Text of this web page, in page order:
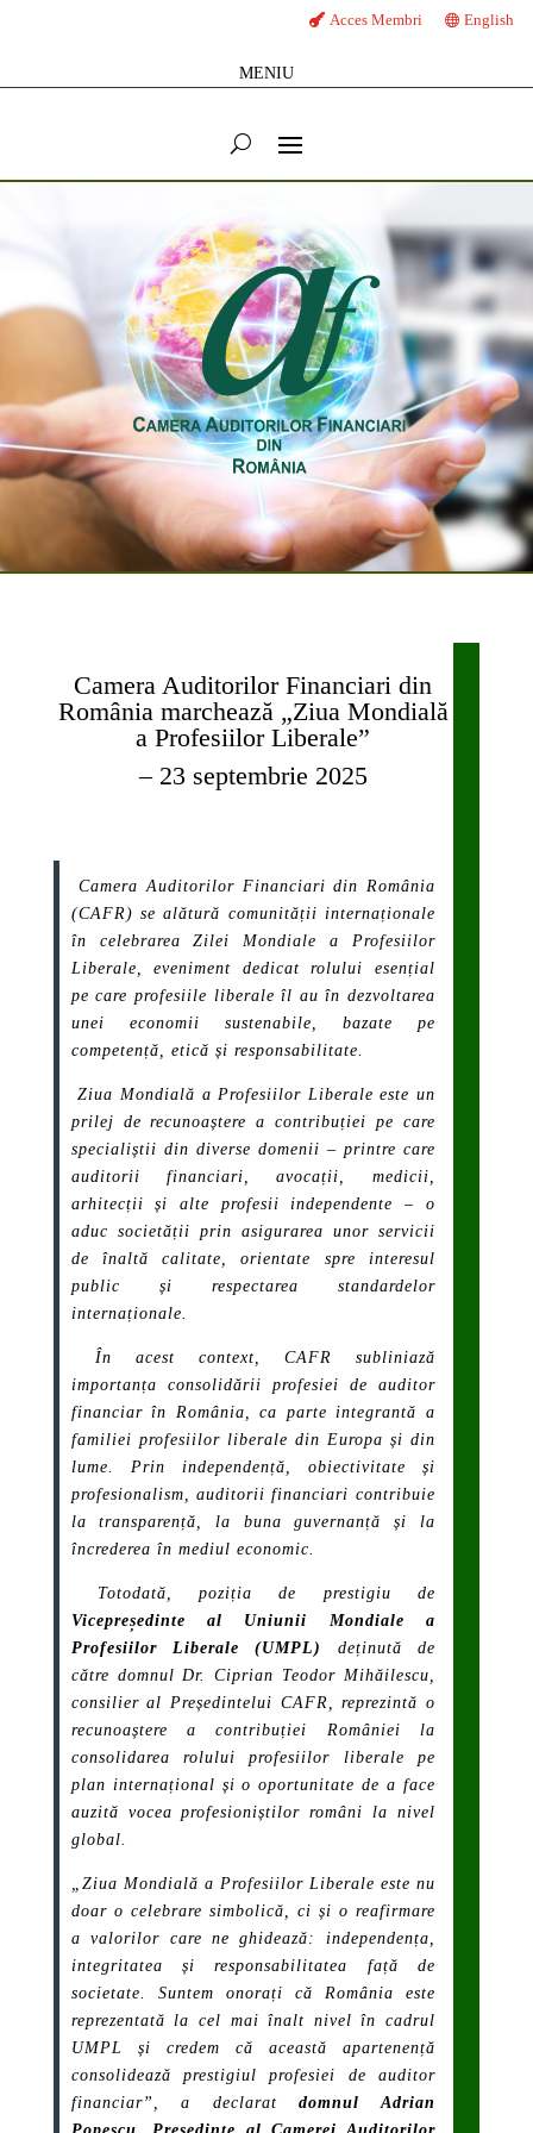
Acces Membri English
MENIU
Camera Auditorilor Financiari din
România marchează „Ziua Mondială
a Profesiilor Liberale”
– 23 septembrie 2025
Camera Auditorilor Financiari din România
(CAFR) se alătură comunității internaționale
în celebrareaZilei Mondiale a Profesiilor
Liberale , eveniment dedicat rolului esențial
pe care profesiile liberale îl au în dezvoltarea
unei economii sustenabile, bazate pe
competență, etică și responsabilitate.
Ziua Mondială a Profesiilor Liberale este un
prilej de recunoaștere a contribuției pe care
specialiștii din diverse domenii – printre care
auditorii financiari, avocații, medicii,
arhitecții și alte profesii independente – o
aduc societății prin asigurarea unor servicii
de înaltă calitate, orientate spre interesul
public și respectarea standardelor
internaționale.
În acest context, CAFR subliniază
importanța consolidării profesiei de auditor
financiar în România, ca parte integrantă a
familiei profesiilor liberale din Europa și din
lume. Prin independență, obiectivitate și
profesionalism, auditorii financiari contribuie
la transparență, la buna guvernanță și la
încrederea în mediul economic.
Totodată, poziția de prestigiu de
Vicepreședinte al Uniunii Mondiale a
Profesiilor Liberale (UMPL)
deținută de
către domnul Dr. Ciprian Teodor Mihăilescu,
consilier al Președintelui CAFR,
reprezintă o
recunoaștere a contribuției României la
consolidarea rolului profesiilor liberale pe
plan internațional și o oportunitate de a face
auzită vocea profesioniștilor români la nivel
global.
Ziua Mondială a Profesiilor Liberale este nu
doar o celebrare simbolică, ci și o reafirmare
a valorilor care ne ghidează: independența,
integritatea și responsabilitatea față de
societate. Suntem onorați că România este
reprezentată la cel mai înalt nivel în cadrul
UMPL și credem că această apartenență
consolidează prestigiul profesiei de auditor
financiar”, a declaratdomnul Adrian